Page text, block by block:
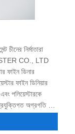
চীনের নির্মাতারা
CO., LTD
ফাইন ডিনার
ফাইন ডিনিয়ার
পলিয়েস্টারকে
অগ্রগতি এবং
সরঞ্জাম, পরীক্ষার